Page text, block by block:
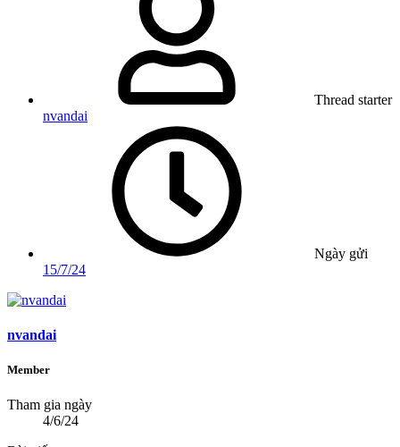
Thread starter
nvandai
Ngày gửi
15/7/24
nvandai
Member
Tham gia ngày
4/6/24